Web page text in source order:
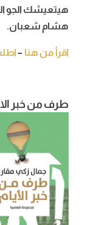
هيتعيشك الجو
هشام شعبان.
اقرأ من هنا –
طرف من خبر